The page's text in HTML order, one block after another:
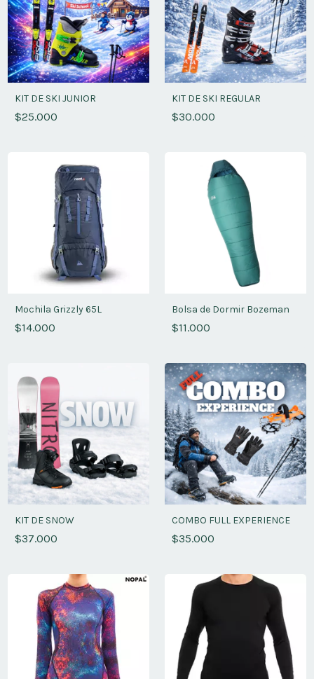
KIT DE SKI JUNIOR
$25.000
KIT DE SKI REGULAR
$30.000
Mochila Grizzly 65L
$14.000
Bolsa de Dormir Bozeman
$11.000
KIT DE SNOW
$37.000
COMBO FULL EXPERIENCE
$35.000